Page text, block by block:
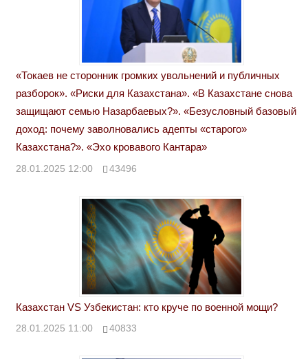
«Токаев не сторонник громких увольнений и публичных
разборок». «Риски для Казахстана». «В Казахстане снова
защищают семью Назарбаевых?». «Безусловный базовый
доход: почему заволновались адепты «старого»
Казахстана?». «Эхо кровавого Кантара»
28.01.2025 12:00 43496
Казахстан VS Узбекистан: кто круче по военной мощи?
28.01.2025 11:00 40833